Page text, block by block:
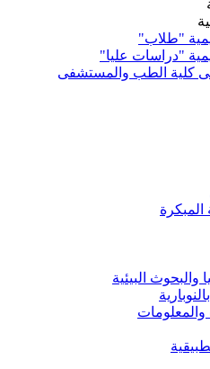
"طلاب"
"دراسات عليا"
كلية الطب والمستشفى
المبكرة
والبحوث البيئية
والمعلومات